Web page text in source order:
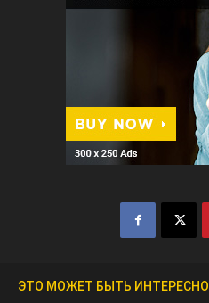
ЭТО МОЖЕТ БЫТЬ ИНТЕРЕСНО